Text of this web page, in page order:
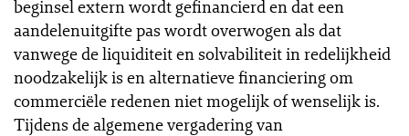
beginsel extern wordt gefinancierd en dat een
aandelenuitgifte pas wordt overwogen als dat
vanwege de liquiditeit en solvabiliteit in redelijkheid
noodzakelijk is en alternatieve financiering om
commerciële redenen niet mogelijk of wenselijk is.
Tijdens de algemene vergadering van